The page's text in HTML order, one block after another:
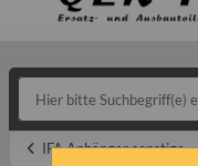
IFA Anhänger sonstige